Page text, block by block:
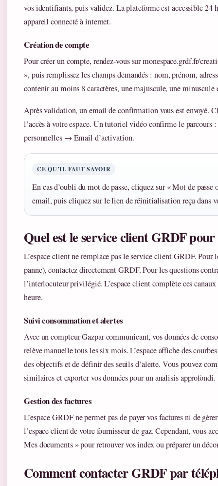
vos identifiants, puis validez. La plateforme est accessible 24
appareil connecté à internet.
Création de compte
Pour créer un compte, rendez-vous sur monespace.grdf.fr/
», puis remplissez les champs demandés : nom, prénom,
contenir au moins 8 caractères, une majuscule, une
Après validation, un email de confirmation vous est envoyé.
l’accès à votre espace. Un tutoriel vidéo confirme le
personnelles → Email d’activation.
CE QU’IL FAUT SAVOIR
En cas d’oubli du mot de passe, cliquez sur « Mot de passe
email, puis cliquez sur le lien de réinitialisation reçu dans
Quel est le service client GRDF
L’espace client ne remplace pas le service client GRDF. Pour
panne), contactez directement GRDF. Pour les questions
l’interlocuteur privilégié. L’espace client complète ces
heure.
Suivi consommation et alertes
Avec un compteur Gazpar communicant, vos données de
relève manuelle tous les six mois. L’espace affiche des
des objectifs et de définir des seuils d’alerte. Vous pouvez
similaires et exporter vos données pour un analisis approfondi.
Gestion des factures
L’espace GRDF ne permet pas de payer vos factures ni de
l’espace client de votre fournisseur de gaz. Cependant, vous
Mes documents » pour retrouver vos index ou préparer un
Comment contacter GRDF par